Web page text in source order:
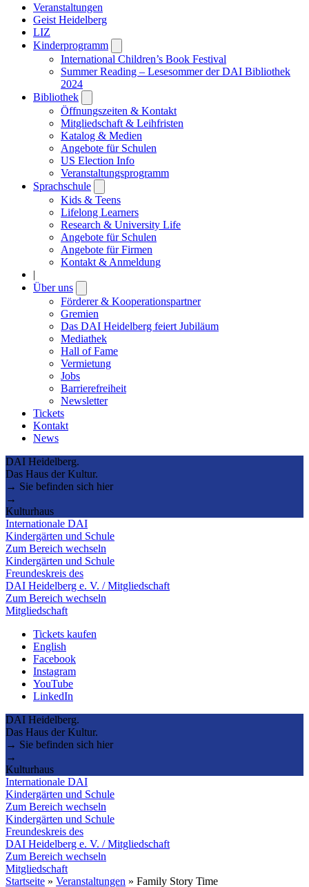
Veranstaltungen
Geist Heidelberg
LIZ
Kinderprogramm
submenu
International Children’s Book Festival
Summer Reading – Lesesommer der DAI Bibliothek
2024
Bibliothek
submenu
Öffnungszeiten & Kontakt
Mitgliedschaft & Leihfristen
Katalog & Medien
Angebote für Schulen
US Election Info
Veranstaltungsprogramm
Sprachschule
submenu
Kids & Teens
Lifelong Learners
Research & University Life
Angebote für Schulen
Angebote für Firmen
Kontakt & Anmeldung
|
Über uns
submenu
Förderer & Kooperationspartner
Gremien
Das DAI Heidelberg feiert Jubiläum
Mediathek
Hall of Fame
Vermietung
Jobs
Barrierefreiheit
Newsletter
Tickets
Kontakt
News
DAI Heidelberg.
Das Haus der Kultur.
→ Sie befinden sich hier
→
Kulturhaus
Internationale DAI
Kindergärten und Schule
Zum Bereich wechseln
Kindergärten und Schule
Freundeskreis des
DAI Heidelberg e. V. / Mitgliedschaft
Zum Bereich wechseln
Mitgliedschaft
Tickets kaufen
English
Facebook
Instagram
YouTube
LinkedIn
DAI Heidelberg.
Das Haus der Kultur.
→ Sie befinden sich hier
→
Kulturhaus
Internationale DAI
Kindergärten und Schule
Zum Bereich wechseln
Kindergärten und Schule
Freundeskreis des
DAI Heidelberg e. V. / Mitgliedschaft
Zum Bereich wechseln
Mitgliedschaft
Startseite » Veranstaltungen » Family Story Time